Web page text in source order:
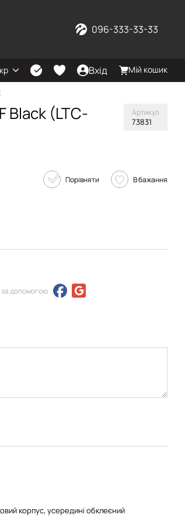
096-333-33-33
Вхід Мій кошик
Black (LTC-
Артикул
73831
Порівняти В бажання
за допомогою
корпус, усередині обклеєний